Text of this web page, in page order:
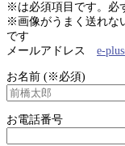
※は必須項目です。必
※画像がうまく送れな
です
メールアドレス e-
お名前 (※必須)
お電話番号